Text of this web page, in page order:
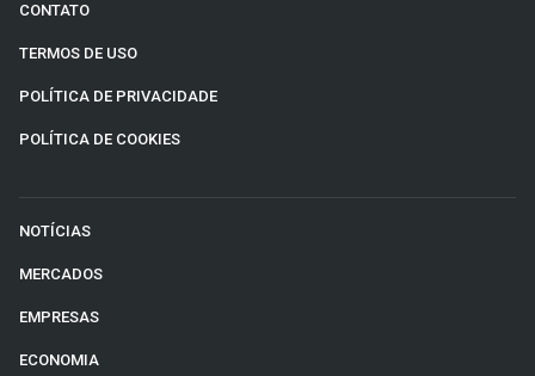
CONTATO
TERMOS DE USO
POLÍTICA DE PRIVACIDADE
POLÍTICA DE COOKIES
NOTÍCIAS
MERCADOS
EMPRESAS
ECONOMIA